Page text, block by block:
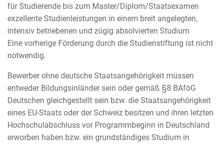
für Studierende bis zum Master/Diplom/Staatsexamen
exzellente Studienleistungen in einem breit angelegten,
intensiv betriebenen und zügig absolvierten Studium
Eine vorherige Förderung durch die Studienstiftung ist nicht
notwendig.
Bewerber ohne deutsche Staatsangehörigkeit müssen
entweder Bildungsinländer sein oder gemäß §8 BAföG
Deutschen gleichgestellt sein bzw. die Staatsangehörigkeit
eines EU-Staats oder der Schweiz besitzen und ihren letzten
Hochschulabschluss vor Programmbeginn in Deutschland
erworben haben bzw. ein grundständiges Studium in